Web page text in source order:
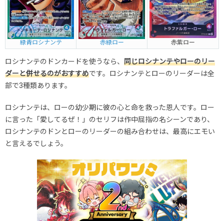
緑青ロシナンテ 赤緑ロー 赤紫ロー
ロシナンテのドンカードを使うなら、 同じロシナンテやローのリー
ダーと併せるのがおすすめです。ロシナンテとローのリーダーは全
部で3種類あります。
ロシナンテは、ローの幼少期に彼の心と命を救った恩人です。ロー
に言った「愛してるぜ！」のセリフは作中屈指の名シーンであり、
ロシナンテのドンとローのリーダーの組み合わせは、最高にエモい
と言えるでしょう。